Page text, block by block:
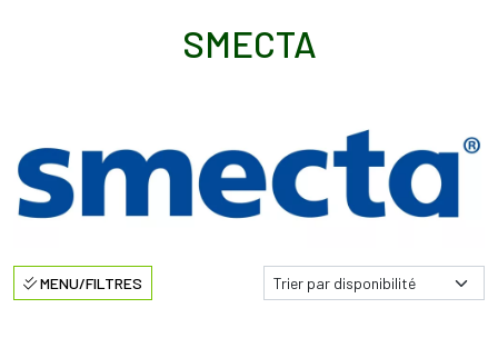
SMECTA
MENU/FILTRES